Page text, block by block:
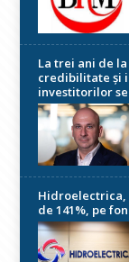
La trei ani de
credibilitate și
investitorilor
Hidroelectrica,
de 141%, pe